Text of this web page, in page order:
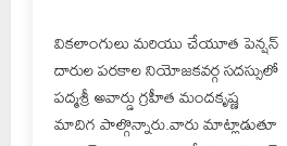
వికలాంగులు మరియు చేయూత పెన్షన్
దారుల పరకాల నియోజకవర్గ సదస్సులో
పద్మశ్రీ అవార్డు గ్రహీత మందకృష్ణ
మాదిగ పాల్గొన్నారు.వారు మాట్లాడుతూ